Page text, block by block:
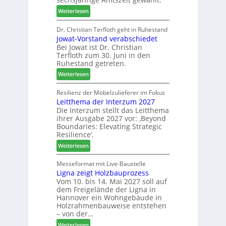
r
o
u
k
t
s
u
c
e
r
t
N
a
c
h
b
e
s
s
e
r
u
n
g
e
n
Weiterlesen:
V
e
r
s
a
m
m
l
u
n
g
:
N
e
u
e
r
V
o
r
t
a
Dr. Christian Terfloth geht in Ruhestand
Jowat-Vorstand verabschiedet
Bei Jowat ist Dr. Christian
Terfloth zum 30. Juni in den
Ruhestand getreten.
Weiterlesen:
J
o
w
a
t
-
V
o
r
s
t
a
n
d
v
e
Resilienz der Möbelzulieferer im Fokus
Leitthema der Interzum 2027
Die Interzum stellt das Leitthema
ihrer Ausgabe 2027 vor: ‚Beyond
Boundaries: Elevating Strategic
Resilience‘.
Weiterlesen:
L
e
i
t
t
h
e
m
Messeformat mit Live-Baustelle
Ligna zeigt Holzbauprozess
Vom 10. bis 14. Mai 2027 soll auf
dem Freigelände der Ligna in
Hannover ein Wohngebäude in
Holzrahmenbauweise entstehen
– von der…
: